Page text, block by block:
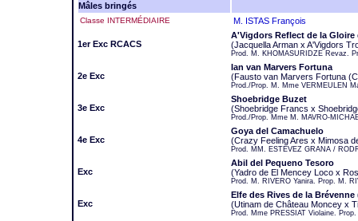
Mâles bringés
Classe INTERMÉDIAIRE M. ISTAS François
1er Exc RCACS
A'Vigdors Reflect de la Gloire
(Jacquella Arman x A'Vigdors
Prod. M. KHOMASURIDZE Revaz.
2e Exc
Ian van Marvers Fortuna
(Fausto van Marvers Fortuna
Prod./Prop. M. Mme VERMEULEN
3e Exc
Shoebridge Buzet
(Shoebridge Francs x
Prod./Prop. Mme M. MAVRO-
4e Exc
Goya del Camachuelo
(Crazy Feeling Ares x Mimosa
Prod. MM. ESTEVEZ GRANA /
Exc
Abil del Pequeno Tesoro
(Yadro de El Mencey Loco x
Prod. M. RIVERO Yanira. Prop. M.
Exc
Elfe des Rives de la
(Utinam de Château Moncey x
Prod. Mme PRESSIAT Violaine.